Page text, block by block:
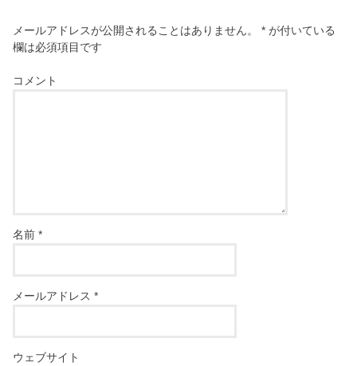
メールアドレスが公開されることはありません。 * が付いている
欄は必須項目です
コメント
名前*
メールアドレス*
ウェブサイト